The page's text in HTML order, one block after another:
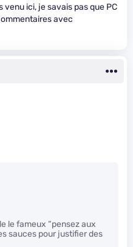
venu ici, je savais pas que PC
avec
le fameux “pensez aux
sauces pour justifier des